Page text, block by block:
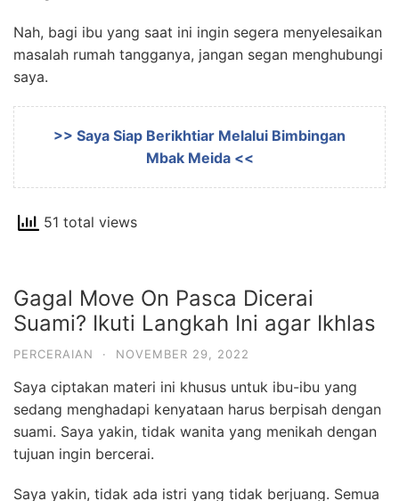
Nah, bagi ibu yang saat ini ingin segera menyelesaikan
masalah rumah tangganya, jangan segan menghubungi
saya.
>> Saya Siap Berikhtiar Melalui Bimbingan
Mbak Meida <<
51 total views
Gagal Move On Pasca Dicerai
Suami? Ikuti Langkah Ini agar Ikhlas
PERCERAIAN · NOVEMBER 29, 2022
Saya ciptakan materi ini khusus untuk ibu-ibu yang
sedang menghadapi kenyataan harus berpisah dengan
suami. Saya yakin, tidak wanita yang menikah dengan
tujuan ingin bercerai.
Saya yakin, tidak ada istri yang tidak berjuang. Semua